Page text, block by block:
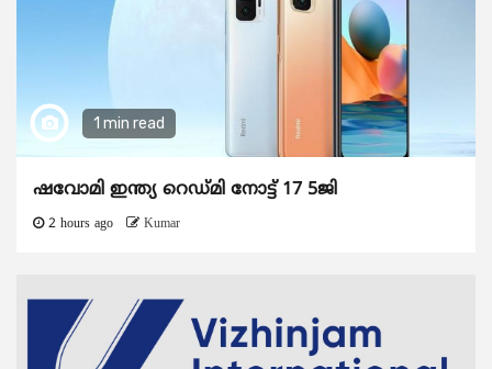
1 min read
ഷവോമി ഇന്ത്യ റെഡ്മി നോട്ട് 17 5ജി
2 hours ago Kumar